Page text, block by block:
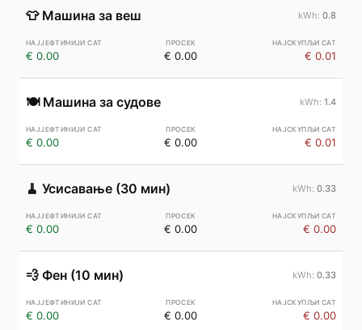
👕 Машина за веш 0.8
€ 0.00 € 0.00 € 0.01
🍽️ Машина за судове 1.4
€ 0.00 € 0.00 € 0.01
🧹 Усисавање (30 мин) 0.33
€ 0.00 € 0.00 € 0.00
💨 Фен (10 мин) 0.33
€ 0.00 € 0.00 € 0.00